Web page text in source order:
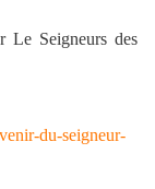
Le Seigneurs des
du-seigneur-